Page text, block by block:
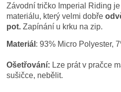
Závodní tričko Imperial Riding
materiálu, který velmi dobře
pot.Zapínání u krku na zip.
Materiál :93% Micro Polyester,
Ošetřování: Lze prát v pračce
sušičce, nebělit.